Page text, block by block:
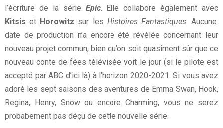
l’écriture de la série Epic. Elle collabore également avec
Kitsiset Horowitz sur les Histoires Fantastiques. Aucune
date de production n’a encore été révélée concernant leur
nouveau projet commun, bien qu’on soit quasiment sûr que ce
nouveau conte de fées télévisée voit le jour (si le pilote est
accepté par ABC d’ici là) à l’horizon 2020-2021. Si vous avez
adoré les sept saisons des aventures de Emma Swan, Hook,
Regina, Henry, Snow ou encore Charming, vous ne serez
probabement pas déçu de cette nouvelle série.